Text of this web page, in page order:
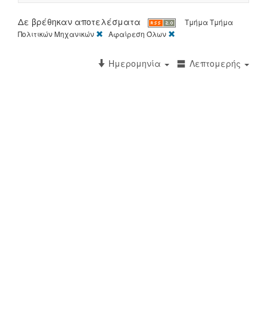
Δε βρέθηκαν αποτελέσματα ΤμήμαΤμήμα
Πολιτικών Mηχανικών
[X]Αφαίρεση Όλων
Λεπτομερής
Ημερομηνία